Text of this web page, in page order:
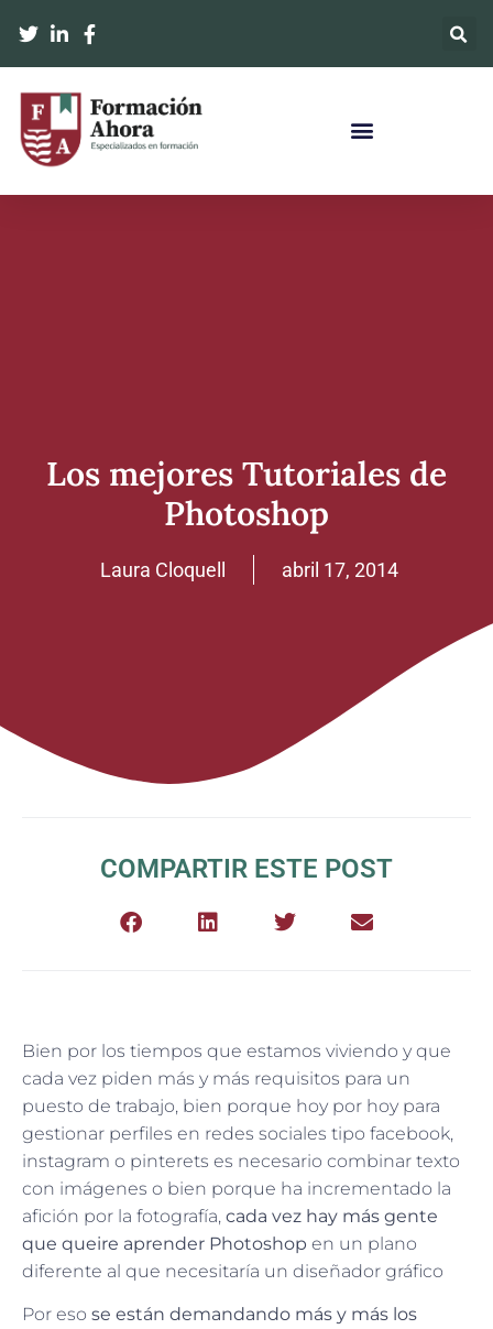
Los mejores Tutoriales de
Photoshop
Laura Cloquell abril 17, 2014
COMPARTIR ESTE POST
Bien por los tiempos que estamos viviendo y que
cada vez piden más y más requisitos para un
puesto de trabajo, bien porque hoy por hoy para
gestionar perfiles en redes sociales tipo facebook,
instagram o pinterets es necesario combinar texto
con imágenes o bien porque ha incrementado la
afición por la fotografía, cada vez hay más gente
que queire aprender Photoshop en un plano
diferente al que necesitaría un diseñador gráfico
Por eso se están demandando más y más los